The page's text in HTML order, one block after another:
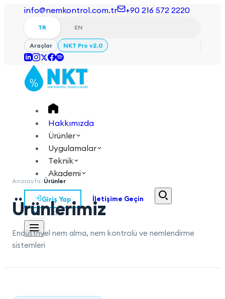
info@nemkontrol.com.tr +90 216 572 2220
TR EN
Araçlar NKT Pro v2.0
Hakkımızda
Ürünler
Uygulamalar
Teknik
Akademi
Giriş Yap İletişime Geçin
TR EN
Anasayfa/Ürünler
Ürünlerimiz
Endüstriyel nem alma, nem kontrolü ve nemlendirme
sistemleri